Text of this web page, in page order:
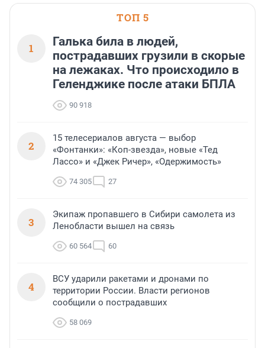
ТОП 5
1
Галька била в людей,
пострадавших грузили в скорые
на лежаках. Что происходило в
Геленджике после атаки БПЛА
90 918
2
15 телесериалов августа — выбор
«Фонтанки»: «Коп-звезда», новые «Тед
Лассо» и «Джек Ричер», «Одержимость»
74 305 27
3
Экипаж пропавшего в Сибири самолета из
Ленобласти вышел на связь
60 564 60
4
ВСУ ударили ракетами и дронами по
территории России. Власти регионов
сообщили о пострадавших
58 069